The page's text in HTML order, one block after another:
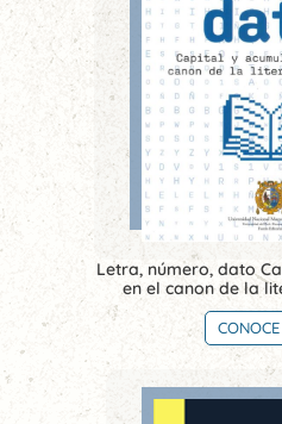
Letra, número, dato
en el canon de la